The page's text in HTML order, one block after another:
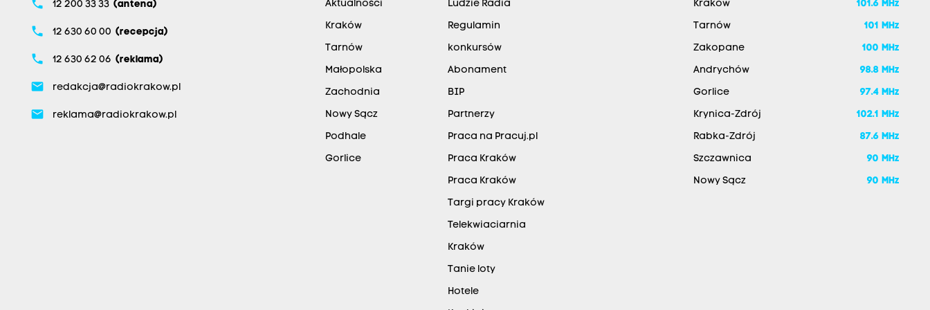
phone 12 200 33 33 (antena)
phone 12 630 60 00 (recepcja)
phone 12 630 62 06 (reklama)
email redakcja@radiokrakow.pl
email reklama@radiokrakow.pl
Aktualności
Kraków
Tarnów
Małopolska
Zachodnia
Nowy Sącz
Podhale
Gorlice
Ludzie Radia
Regulamin
konkursów
Abonament
BIP
Partnerzy
Praca na Pracuj.pl
Praca Kraków
Praca Kraków
Targi pracy Kraków
Telekwiaciarnia
Kraków
Tanie loty
Hotele
Kraków 101.6 MHz
Tarnów 101 MHz
Zakopane 100 MHz
Andrychów 98.8 MHz
Gorlice 97.4 MHz
Krynica-Zdrój 102.1 MHz
Rabka-Zdrój 87.6 MHz
Szczawnica 90 MHz
Nowy Sącz 90 MHz